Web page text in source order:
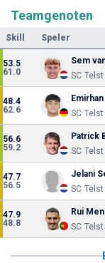
Teamgenoten
Skill Speler
53.5
61.0
Sem
SC
48.4
62.6
SC
56.6
59.2
Patrick
SC
47.7
56.5
Jelani
SC
47.9
48.8
Rui
SC